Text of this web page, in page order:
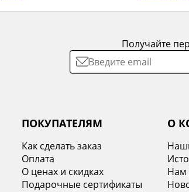
Получайте
ПОКУПАТЕЛЯМ
Как сделать заказ
Оплата
О ценах и скидках
Подарочные сертификаты
О
Нам